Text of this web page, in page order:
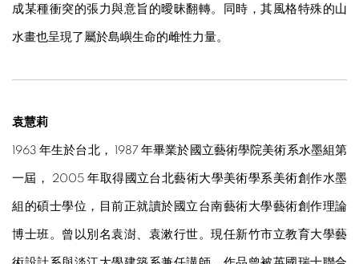
成某種衝突的張力與意旨的曖昧翻轉。同時，其風格特殊的山
水畫也呈現了屬於島嶼生命的雌性力量。
袁慧莉
1963 年生於台北， 1987 年畢業於國立藝術學院美術系水墨組第
一屆， 2005 年取得國立台北藝術大學美術學系美術創作水墨
組的碩士學位，目前正就讀於國立台南藝術大學藝術創作理論
博士班。曾以別名袁澍、袁漱行世。現任新竹市立教育大學藝